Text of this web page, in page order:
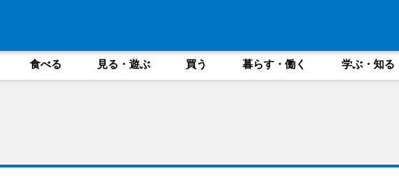
食べる 見る・遊ぶ 買う 暮らす・働く 学ぶ・知る